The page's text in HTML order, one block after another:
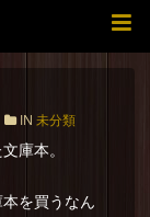
IN 未分類
庫本。
を買うなん